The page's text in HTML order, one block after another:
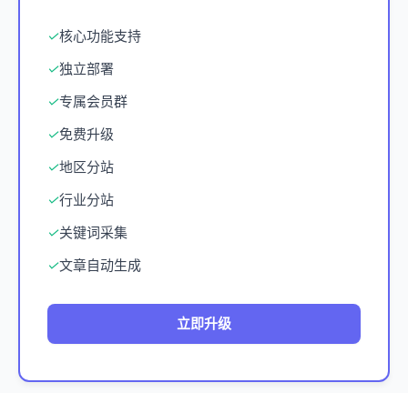
✓核心功能支持
✓独立部署
✓专属会员群
✓免费升级
✓地区分站
✓行业分站
✓关键词采集
✓文章自动生成
立即升级